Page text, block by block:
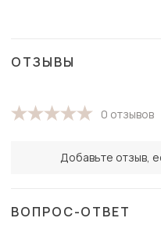
ОТЗЫВЫ
0 отзывов
Добавьте отзыв,
ВОПРОС-ОТВЕТ